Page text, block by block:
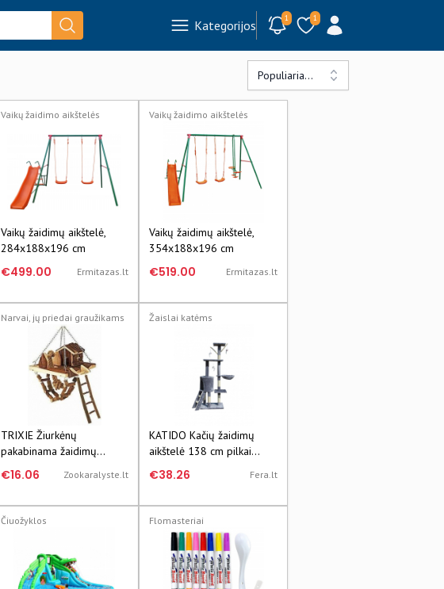
Kategorijos 1 1
Populiariausi
Vaikų žaidimo aikštelės
Vaikų žaidimų aikštelė,
284x188x196 cm
€499.00 Ermitazas.lt
Vaikų žaidimo aikštelės
Vaikų žaidimų aikštelė,
354x188x196 cm
€519.00 Ermitazas.lt
Narvai, jų priedai graužikams
TRIXIE Žiurkėnų
pakabinama žaidimų
aikštelė "Janne" 26x22cm.
€16.06 Zookaralyste.lt
Žaislai katėms
KATIDO Kačių žaidimų
aikštelė 138 cm pilkai
mėlyna
€38.26 Fera.lt
Čiuožyklos Flomasteriai